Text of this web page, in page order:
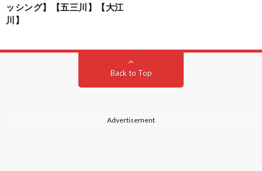
ッシング】【五三川】【大江
川】
Back to Top
Advertisement